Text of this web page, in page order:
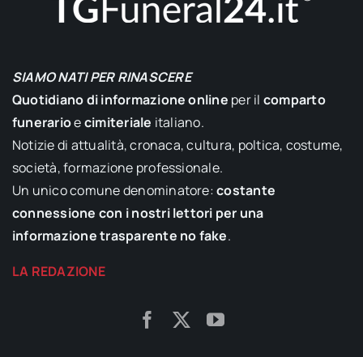
SIAMO NATI PER RINASCERE
Quotidiano di informazione online per il comparto
funerarioecimiteriale italiano.
Notizie di attualità, cronaca, cultura, poltica, costume,
società, formazione professionale.
Un unico comune denominatore:costante
connessione con i nostri lettori per una
informazione trasparente no fake.
LA REDAZIONE